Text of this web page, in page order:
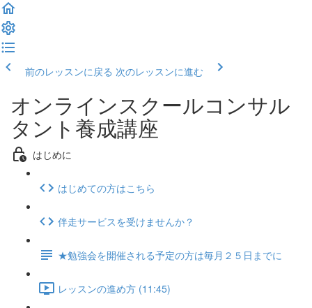
前のレッスンに戻る 次のレッスンに進む
オンラインスクールコンサル
タント養成講座
はじめに
はじめての方はこちら
伴走サービスを受けませんか？
★勉強会を開催される予定の方は毎月２５日までに
レッスンの進め方 (11:45)